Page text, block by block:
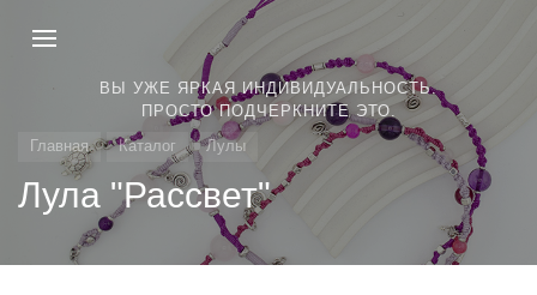
ВЫ УЖЕ ЯРКАЯ ИНДИВИДУАЛЬНОСТЬ.
ПРОСТО ПОДЧЕРКНИТЕ ЭТО.
Главная
Каталог Лулы
Лула "Рассвет"